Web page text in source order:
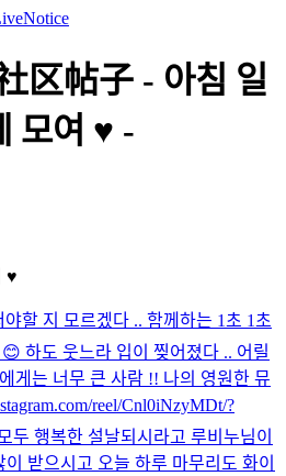
Notice
区帖子 - 아침 일
모여 ♥️ -
♥️
야할 지 모르겠다 .. 함께하는 1초 1초
하도 웃느라 입이 찢어졌다 .. 어릴
게는 너무 큰 사람 !! 나의 영원한 뮤
reel/Cnl0iNzyMDt/?
두 행복한 설날되시라고 루비누님이
이 받으시고 오늘 하루 마무리도 화이